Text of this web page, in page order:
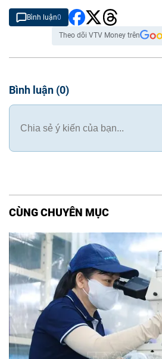
Bình luận0
Theo dõi VTV Money trên
Bình luận (0)
CÙNG CHUYÊN MỤC